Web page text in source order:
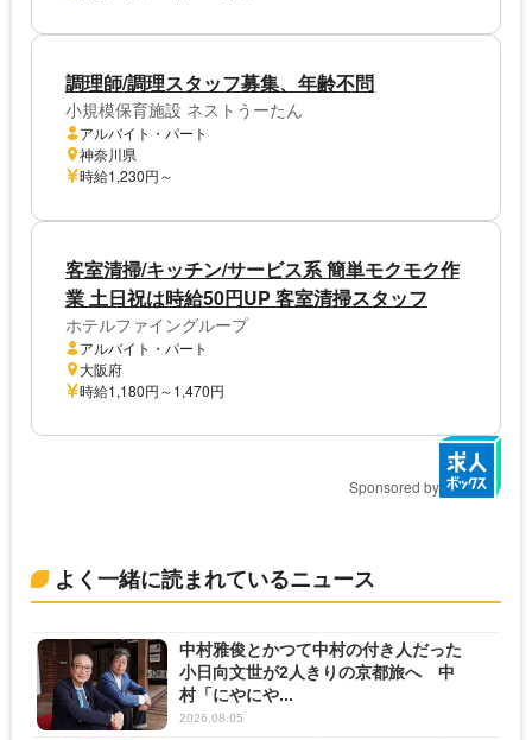
調理師/調理スタッフ募集、年齢不問
小規模保育施設 ネストうーたん
アルバイト・パート
神奈川県
時給1,230円～
客室清掃/キッチン/サービス系 簡単モクモク作
業 土日祝は時給50円UP 客室清掃スタッフ
ホテルファイングループ
アルバイト・パート
大阪府
時給1,180円～1,470円
Sponsored by
よく一緒に読まれているニュース
中村雅俊とかつて中村の付き人だった
小日向文世が2人きりの京都旅へ 中
村「にやにや...
2026.08.05